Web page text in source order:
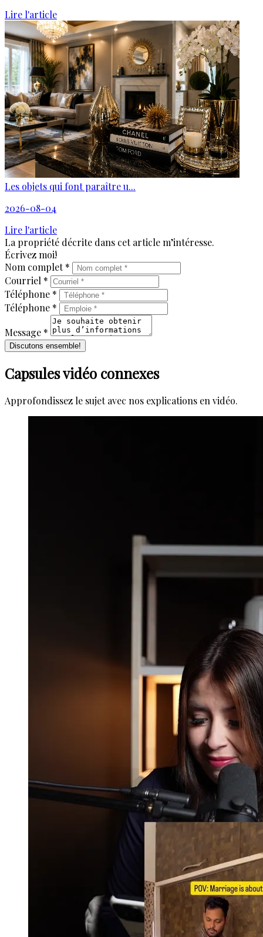
Lire l'article
Les objets qui font paraître u...
2026-08-04
Lire l'article
La propriété décrite dans cet article m’intéresse.
Écrivez moi!
Nom complet *
Courriel *
Téléphone *
Téléphone *
Message *
Discutons ensemble!
Capsules vidéo connexes
Approfondissez le sujet avec nos explications en vidéo.